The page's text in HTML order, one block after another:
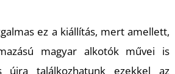
ez a kiállítás, mert amellett,
magyar alkotók művei is
újra találkozhatunk ezekkel az